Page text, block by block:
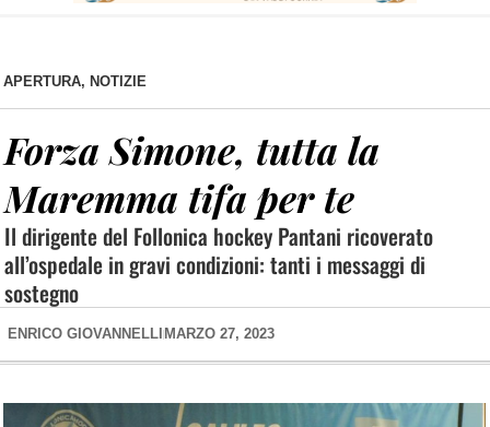
APERTURA, NOTIZIE
Forza Simone, tutta la
Maremma tifa per te
Il dirigente del Follonica hockey Pantani ricoverato
all’ospedale in gravi condizioni: tanti i messaggi di
sostegno
ENRICO GIOVANNELLI MARZO 27, 2023